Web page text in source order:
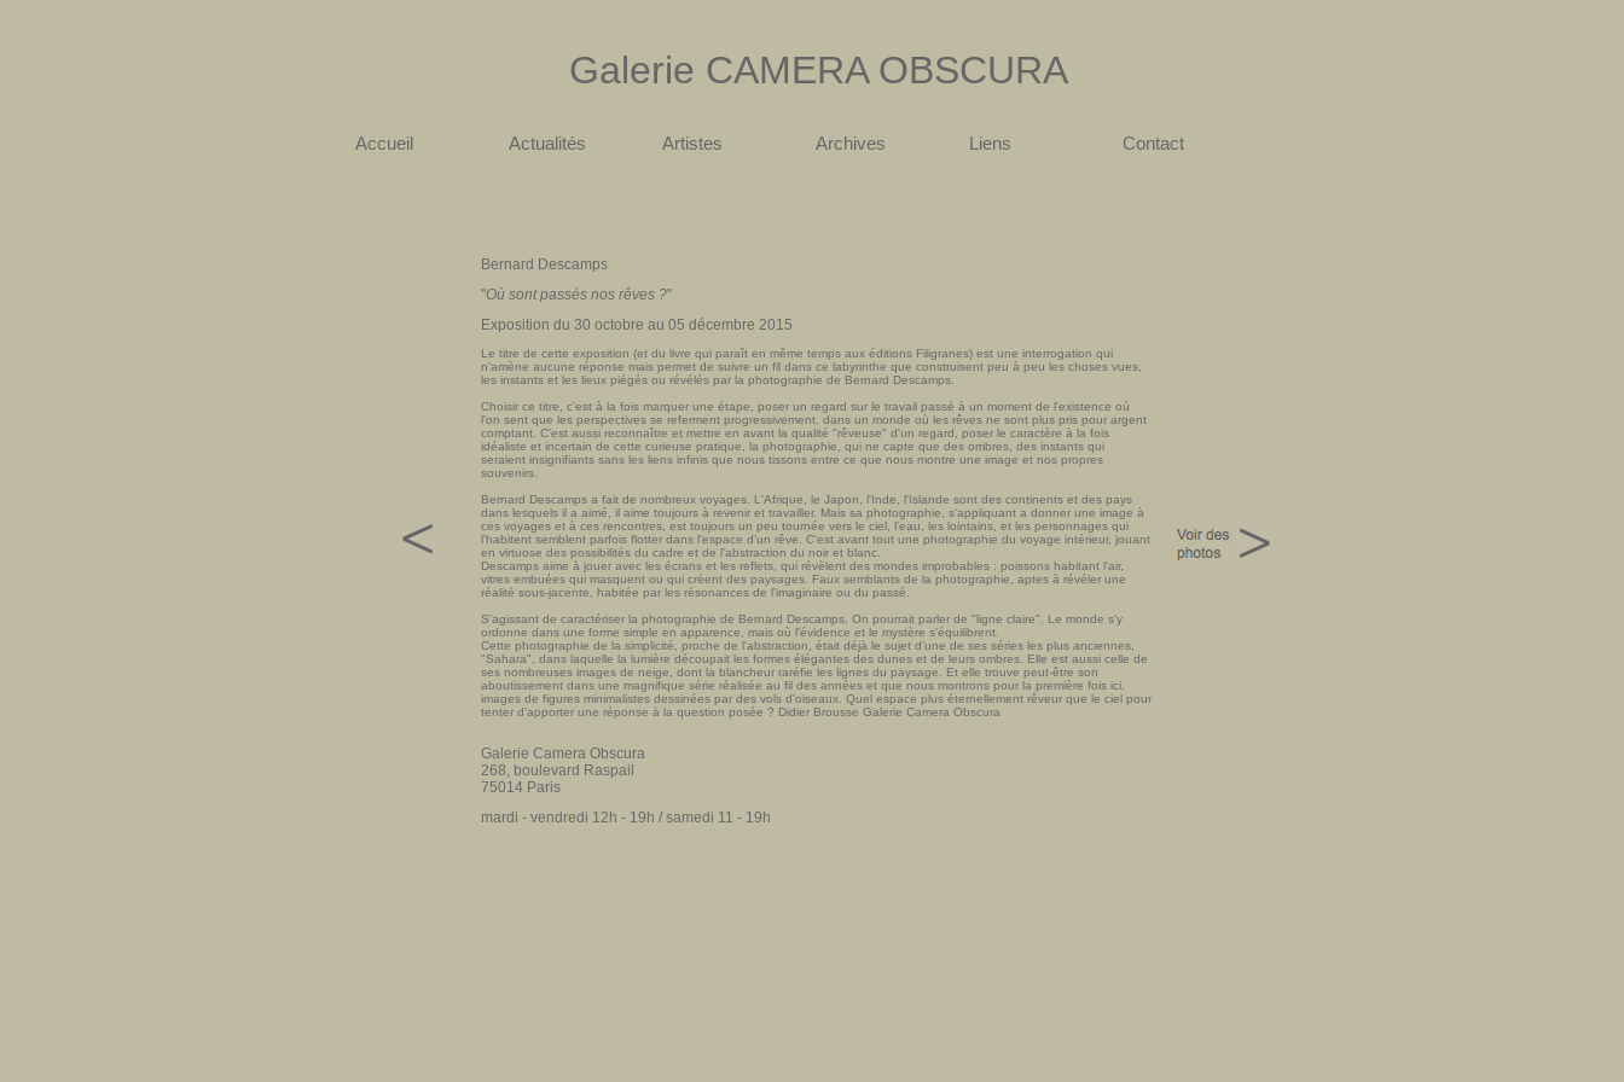
Galerie CAMERA OBSCURA
Accueil Actualités Artistes Archives Liens Contact
Bernard Descamps
"Où sont passés nos rêves ?"
Exposition du 30 octobre au 05 décembre 2015
Le titre de cette exposition (et du livre qui paraît en même temps aux éditions Filigranes) est une interrogation qui
n'amène aucune réponse mais permet de suivre un fil dans ce labyrinthe que construisent peu à peu les choses vues,
les instants et les lieux piégés ou révélés par la photographie de Bernard Descamps.
Choisir ce titre, c'est à la fois marquer une étape, poser un regard sur le travail passé à un moment de l'existence où
l'on sent que les perspectives se referment progressivement, dans un monde où les rêves ne sont plus pris pour argent
comptant. C'est aussi reconnaître et mettre en avant la qualité "rêveuse" d'un regard, poser le caractère à la fois
idéaliste et incertain de cette curieuse pratique, la photographie, qui ne capte que des ombres, des instants qui
seraient insignifiants sans les liens infinis que nous tissons entre ce que nous montre une image et nos propres
souvenirs.
Bernard Descamps a fait de nombreux voyages. L'Afrique, le Japon, l'Inde, l'Islande sont des continents et des pays
dans lesquels il a aimé, il aime toujours à revenir et travailler. Mais sa photographie, s'appliquant a donner une image à
ces voyages et à ces rencontres, est toujours un peu tournée vers le ciel, l'eau, les lointains, et les personnages qui
l'habitent semblent parfois flotter dans l'espace d'un rêve. C'est avant tout une photographie du voyage intérieur, jouant
en virtuose des possibilités du cadre et de l'abstraction du noir et blanc.
Descamps aime à jouer avec les écrans et les reflets, qui révèlent des mondes improbables : poissons habitant l'air,
vitres embuées qui masquent ou qui créent des paysages. Faux semblants de la photographie, aptes à révéler une
réalité sous-jacente, habitée par les résonances de l'imaginaire ou du passé.
S'agissant de caractériser la photographie de Bernard Descamps, On pourrait parler de "ligne claire". Le monde s'y
ordonne dans une forme simple en apparence, mais où l'évidence et le mystère s'équilibrent.
Cette photographie de la simplicité, proche de l'abstraction, était déjà le sujet d'une de ses séries les plus anciennes,
"Sahara", dans laquelle la lumière découpait les formes élégantes des dunes et de leurs ombres. Elle est aussi celle de
ses nombreuses images de neige, dont la blancheur raréfie les lignes du paysage. Et elle trouve peut-être son
aboutissement dans une magnifique série réalisée au fil des années et que nous montrons pour la première fois ici,
images de figures minimalistes dessinées par des vols d'oiseaux. Quel espace plus éternellement rêveur que le ciel pour
tenter d'apporter une réponse à la question posée ? Didier Brousse Galerie Camera Obscura
Galerie Camera Obscura
268, boulevard Raspail
75014 Paris
mardi - vendredi 12h - 19h / samedi 11 - 19h